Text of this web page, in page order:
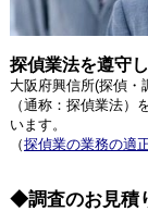
探偵業法を遵守
大阪府興信所(探偵・
（通称：探偵業法
います。
（探偵業の業務の適
◆調査のお見積